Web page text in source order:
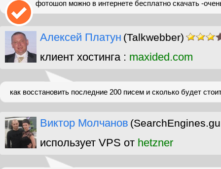
фотошоп можно в интернете бесплатно скачать -
Алексей Платун (Talkwebber)
клиент хостинга : maxided.com
как восстановить последние 200 писем и сколько будет
Виктор Молчанов
использует VPS от hetzner